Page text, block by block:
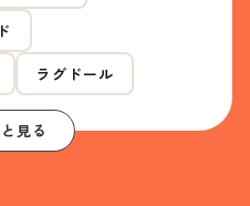
ラグドール
見る